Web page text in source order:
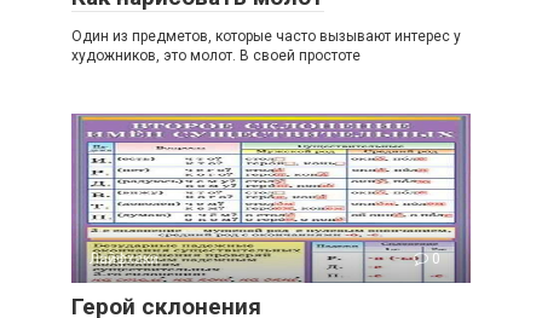
Один из предметов, которые часто вызывают интерес у
художников, это молот. В своей простоте
Лайфхаки 0
Герой склонения